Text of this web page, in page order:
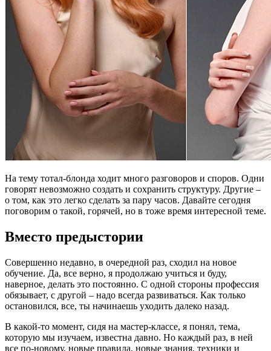
На тему тотал-блонда ходит много разговоров и споров. Одни
говорят невозможно создать и сохранить структуру. Другие –
о том, как это легко сделать за пару часов. Давайте сегодня
поговорим о такой, горячей, но в тоже время интересной теме.
Вместо предыстории
Совершенно недавно, в очередной раз, сходил на новое
обучение. Да, все верно, я продолжаю учиться и буду,
наверное, делать это постоянно. С одной стороны профессия
обязывает, с другой – надо всегда развиваться. Как только
остановился, все, ты начинаешь уходить далеко назад.
В какой-то момент, сидя на мастер-классе, я понял, тема,
которую мы изучаем, известна давно. Но каждый раз, в ней
все по-новому, новые правила, новые знания, техники и